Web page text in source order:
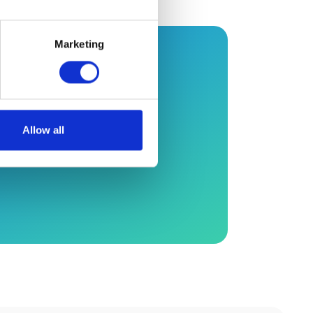
Marketing
Allow all
?
journée pour vous